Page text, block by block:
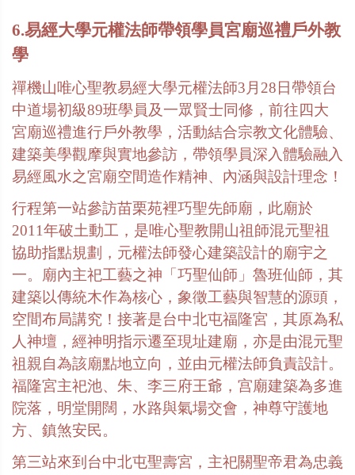
6.易經大學元權法師帶領學員宮廟巡禮戶外教
學
禪機山唯心聖教易經大學元權法師3 月 28 日帶領台
中道場初級89班學員及一眾賢士同修，前往四大
宮廟巡禮進行戶外教學，活動結合宗教文化體驗、
建築美學觀摩與實地參訪，帶領學員深入體驗融入
易經風水之宮廟空間造作精神、內涵與設計理念！
行程第一站參訪苗栗苑裡巧聖先師廟，此廟於
2011年破土動工，是唯心聖教開山祖師混元聖祖
協助指點規劃，元權法師發心建築設計的廟宇之
一。廟內主祀工藝之神「巧聖仙師」魯班仙師，其
建築以傳統木作為核心，象徵工藝與智慧的源頭，
空間布局講究！接著是台中北屯福隆宮，其原為私
人神壇，經神明指示遷至現址建廟，亦是由混元聖
祖親自為該廟點地立向，並由元權法師負責設計。
福隆宮主祀池、朱、李三府王爺，宫廟建築為多進
院落，明堂開闊，水路與氣場交會，神尊守護地
方、鎮煞安民。
第三站來到台中北屯聖壽宮，主祀關聖帝君為忠義